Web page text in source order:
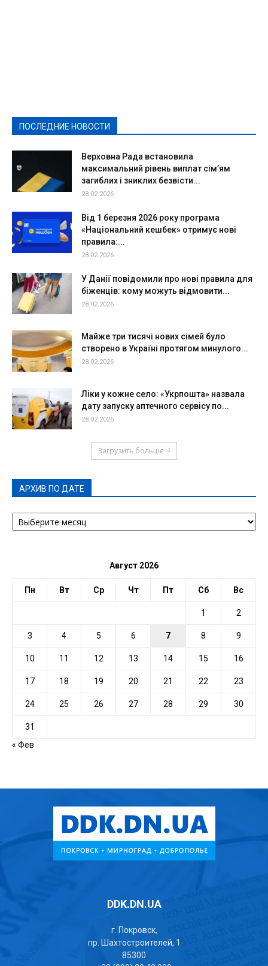
ПОСЛЕДНИЕ НОВОСТИ
Верховна Рада встановила
максимальний рівень виплат сім’ям
загиблих і зниклих безвісти...
28.02.2026
Від 1 березня 2026 року програма
«Національний кешбек» отримує нові
правила:...
28.02.2026
У Данії повідомили про нові правила для
біженців: кому можуть відмовити...
28.02.2026
Майже три тисячі нових сімей було
створено в Україні протягом минулого...
28.02.2026
Ліки у кожне село: «Укрпошта» назвала
дату запуску аптечного сервісу по...
28.02.2026
Загрузить больше
АРХИВ ПО ДАТЕ
АРХИВ
ПО
Август 2026
Пн Вт Ср Чт Пт Сб Вс
1 2
3 4 5 6 7 8 9
10 11 12 13 14 15 16
17 18 19 20 21 22 23
24 25 26 27 28 29 30
31
« Фев
DDK.DN.UA
г. Покровск,
пр. Шахтостроителей, 1
85300